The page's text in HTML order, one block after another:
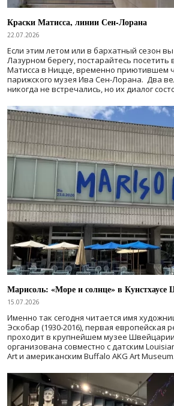
Краски Матисса, линии Сен-Лорана
22.07.2026
Если этим летом или в бархатный сезон
Лазурном берегу, постарайтесь
Матисса в Ницце, временно приютившем
парижского музея Ива Сен-Лорана. Два
никогда не встречались, но их диалог
Марисоль: «Море и солнце» в Кунстхаусе
15.07.2026
Именно так сегодня читается имя
Эскобар (1930-2016), первая европейская
проходит в крупнейшем музее
организована совместно с датским
Art и американским Buffalo AKG Art Museum.